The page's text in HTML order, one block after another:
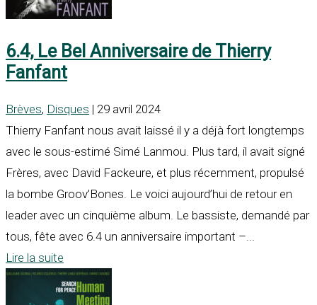
6.4, Le Bel Anniversaire de Thierry
Fanfant
Brèves, Disques | 29 avril 2024
Thierry Fanfant nous avait laissé il y a déjà fort longtemps
avec le sous-estimé Simé Lanmou. Plus tard, il avait signé
Frères, avec David Fackeure, et plus récemment, propulsé
la bombe Groov’Bones. Le voici aujourd’hui de retour en
leader avec un cinquième album. Le bassiste, demandé par
tous, fête avec 6.4 un anniversaire important –...
Lire la suite